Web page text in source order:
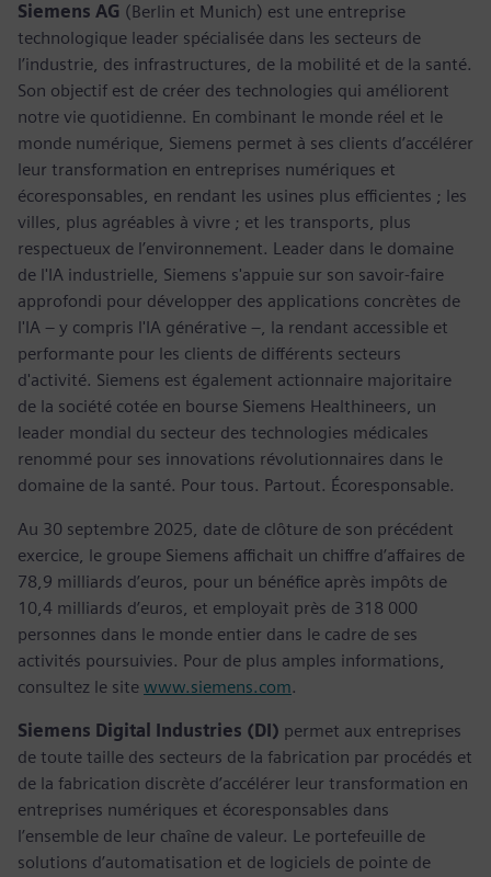
Siemens AG (Berlin et Munich) est une entreprise
technologique leader spécialisée dans les secteurs de
l’industrie, des infrastructures, de la mobilité et de la santé.
Son objectif est de créer des technologies qui améliorent
notre vie quotidienne. En combinant le monde réel et le
monde numérique, Siemens permet à ses clients d’accélérer
leur transformation en entreprises numériques et
écoresponsables, en rendant les usines plus efficientes ; les
villes, plus agréables à vivre ; et les transports, plus
respectueux de l’environnement. Leader dans le domaine
de l'IA industrielle, Siemens s'appuie sur son savoir-faire
approfondi pour développer des applications concrètes de
l'IA – y compris l'IA générative –, la rendant accessible et
performante pour les clients de différents secteurs
d'activité. Siemens est également actionnaire majoritaire
de la société cotée en bourse Siemens Healthineers, un
leader mondial du secteur des technologies médicales
renommé pour ses innovations révolutionnaires dans le
domaine de la santé. Pour tous. Partout. Écoresponsable.
Au 30 septembre 2025, date de clôture de son précédent
exercice, le groupe Siemens affichait un chiffre d’affaires de
78,9 milliards d’euros, pour un bénéfice après impôts de
10,4 milliards d’euros, et employait près de 318 000
personnes dans le monde entier dans le cadre de ses
activités poursuivies. Pour de plus amples informations,
consultez le site www.siemens.com.
Siemens Digital Industries (DI) permet aux entreprises
de toute taille des secteurs de la fabrication par procédés et
de la fabrication discrète d’accélérer leur transformation en
entreprises numériques et écoresponsables dans
l’ensemble de leur chaîne de valeur. Le portefeuille de
solutions d’automatisation et de logiciels de pointe de